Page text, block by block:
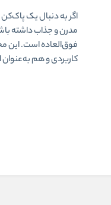
اگر به دنبال یک
فوق‌العاده است. این
کاربردی و هم